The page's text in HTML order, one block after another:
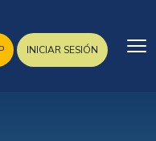
INICIAR SESIÓN